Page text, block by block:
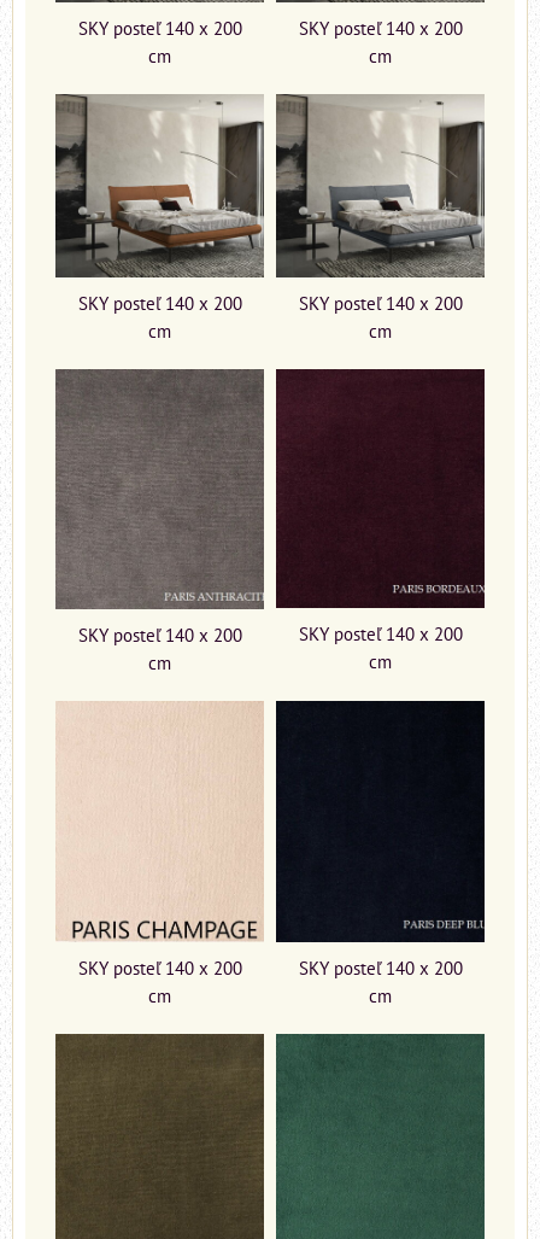
SKY posteľ 140 x 200
cm
SKY posteľ 140 x 200
cm
SKY posteľ 140 x 200
cm
SKY posteľ 140 x 200
cm
SKY posteľ 140 x 200
cm
SKY posteľ 140 x 200
cm
SKY posteľ 140 x 200
cm
SKY posteľ 140 x 200
cm